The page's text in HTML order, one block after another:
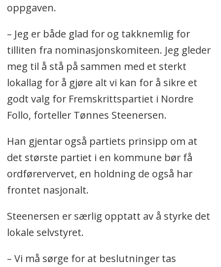
oppgaven.
– Jeg er både glad for og takknemlig for
tilliten fra nominasjonskomiteen. Jeg gleder
meg til å stå på sammen med et sterkt
lokallag for å gjøre alt vi kan for å sikre et
godt valg for Fremskrittspartiet i Nordre
Follo, forteller Tønnes Steenersen.
Han gjentar også partiets prinsipp om at
det største partiet i en kommune bør få
ordførervervet, en holdning de også har
frontet nasjonalt.
Steenersen er særlig opptatt av å styrke det
lokale selvstyret.
– Vi må sørge for at beslutninger tas